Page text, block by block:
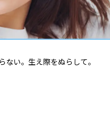
い。生え際をぬらして。